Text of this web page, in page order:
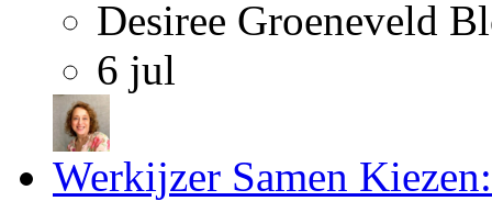
Desiree Groeneveld
6 jul
Werkijzer Samen